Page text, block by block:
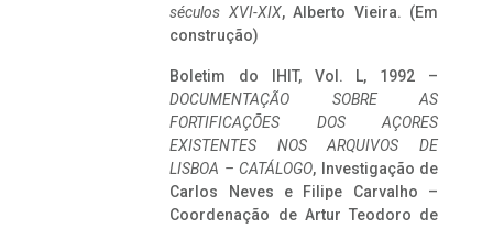
séculos XVI-XIX, Alberto Vieira. (Em
construção)
Boletim do IHIT, Vol. L, 1992 –
DOCUMENTAÇÃO SOBRE AS
FORTIFICAÇÕES DOS AÇORES
EXISTENTES NOS ARQUIVOS DE
LISBOA – CATÁLOGO, Investigação de
Carlos Neves e Filipe Carvalho –
Coordenação de Artur Teodoro de